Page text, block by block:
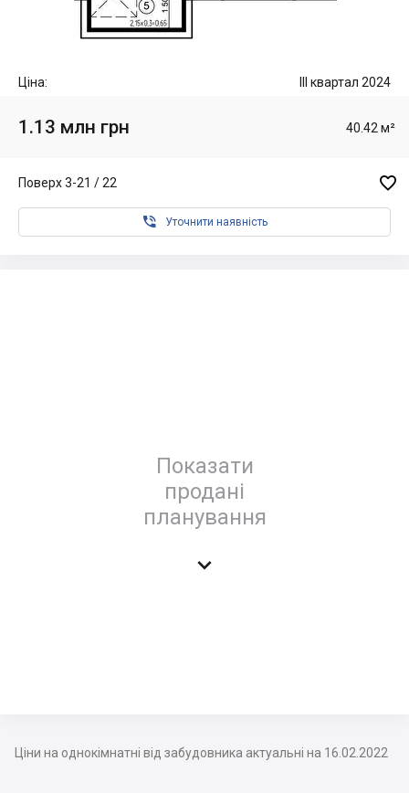
Ціна: III квартал 2024
1.13 млн грн 40.42 м²
Поверх 3-21 / 22 
 Уточнити наявність
Показати
продані
планування

Ціни на однокімнатні від забудовника актуальні на 16.02.2022